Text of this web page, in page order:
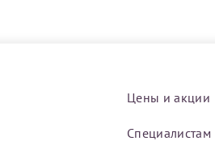
Цены и акции
Специалистам